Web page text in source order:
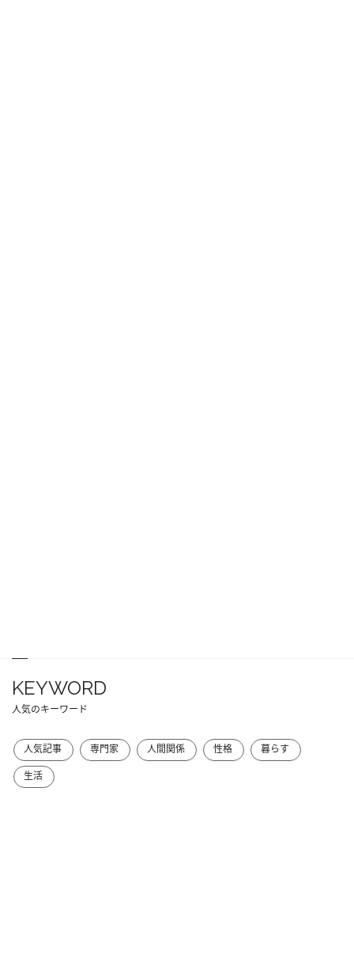
KEYWORD
人気のキーワード
人気記事 専門家 人間関係 性格
暮らす
生活